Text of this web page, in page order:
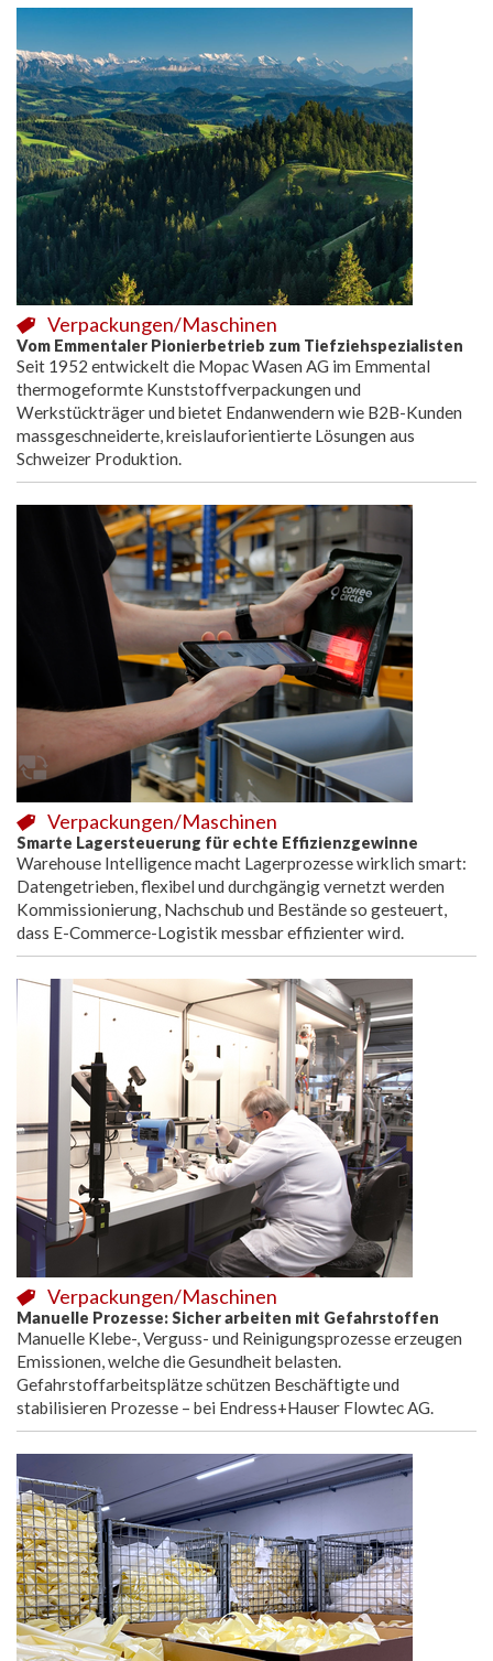
Vom Emmentaler Pionierbetrieb zum Tiefziehspezialisten
Verpackungen/Maschinen
Seit 1952 entwickelt die Mopac Wasen AG im Emmental
thermogeformte Kunststoffverpackungen und
Werkstückträger und bietet Endanwendern wie B2B-Kunden
massgeschneiderte, kreislauforientierte Lösungen aus
Schweizer Produktion.
Smarte Lagersteuerung für echte Effizienzgewinne
Verpackungen/Maschinen
Warehouse Intelligence macht Lagerprozesse wirklich smart:
Datengetrieben, flexibel und durchgängig vernetzt werden
Kommissionierung, Nachschub und Bestände so gesteuert,
dass E-Commerce-Logistik messbar effizienter wird.
Manuelle Prozesse: Sicher arbeiten mit Gefahrstoffen
Verpackungen/Maschinen
Manuelle Klebe-, Verguss- und Reinigungsprozesse erzeugen
Emissionen, welche die Gesundheit belasten.
Gefahrstoffarbeitsplätze schützen Beschäftigte und
stabilisieren Prozesse – bei Endress+Hauser Flowtec AG.